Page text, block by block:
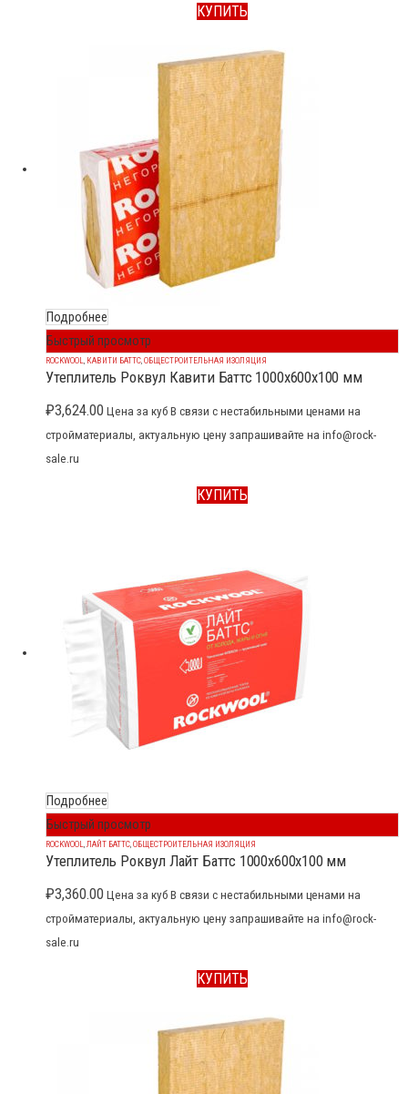
КУПИТЬ
Подробнее
Быстрый просмотр
ROCKWOOL КАВИТИ БАТТС ОБЩЕСТРОИТЕЛЬНАЯ ИЗОЛЯЦИЯ
Утеплитель Роквул Кавити Баттс 1000x600x100 мм
₽3,624.00 Цена за куб В связи с нестабильными ценами на
стройматериалы, актуальную цену запрашивайте на info@rock-
sale.ru
КУПИТЬ
Подробнее
Быстрый просмотр
ROCKWOOL ЛАЙТ БАТТС ОБЩЕСТРОИТЕЛЬНАЯ ИЗОЛЯЦИЯ
Утеплитель Роквул Лайт Баттс 1000x600x100 мм
₽3,360.00 Цена за куб В связи с нестабильными ценами на
стройматериалы, актуальную цену запрашивайте на info@rock-
sale.ru
КУПИТЬ